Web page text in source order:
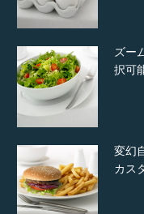
ズー
択可
変幻
カス